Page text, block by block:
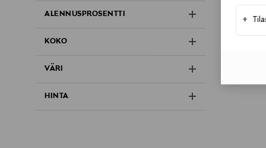
+
ALENNUSPROSENTTI
KOKO
VÄRI
HINTA